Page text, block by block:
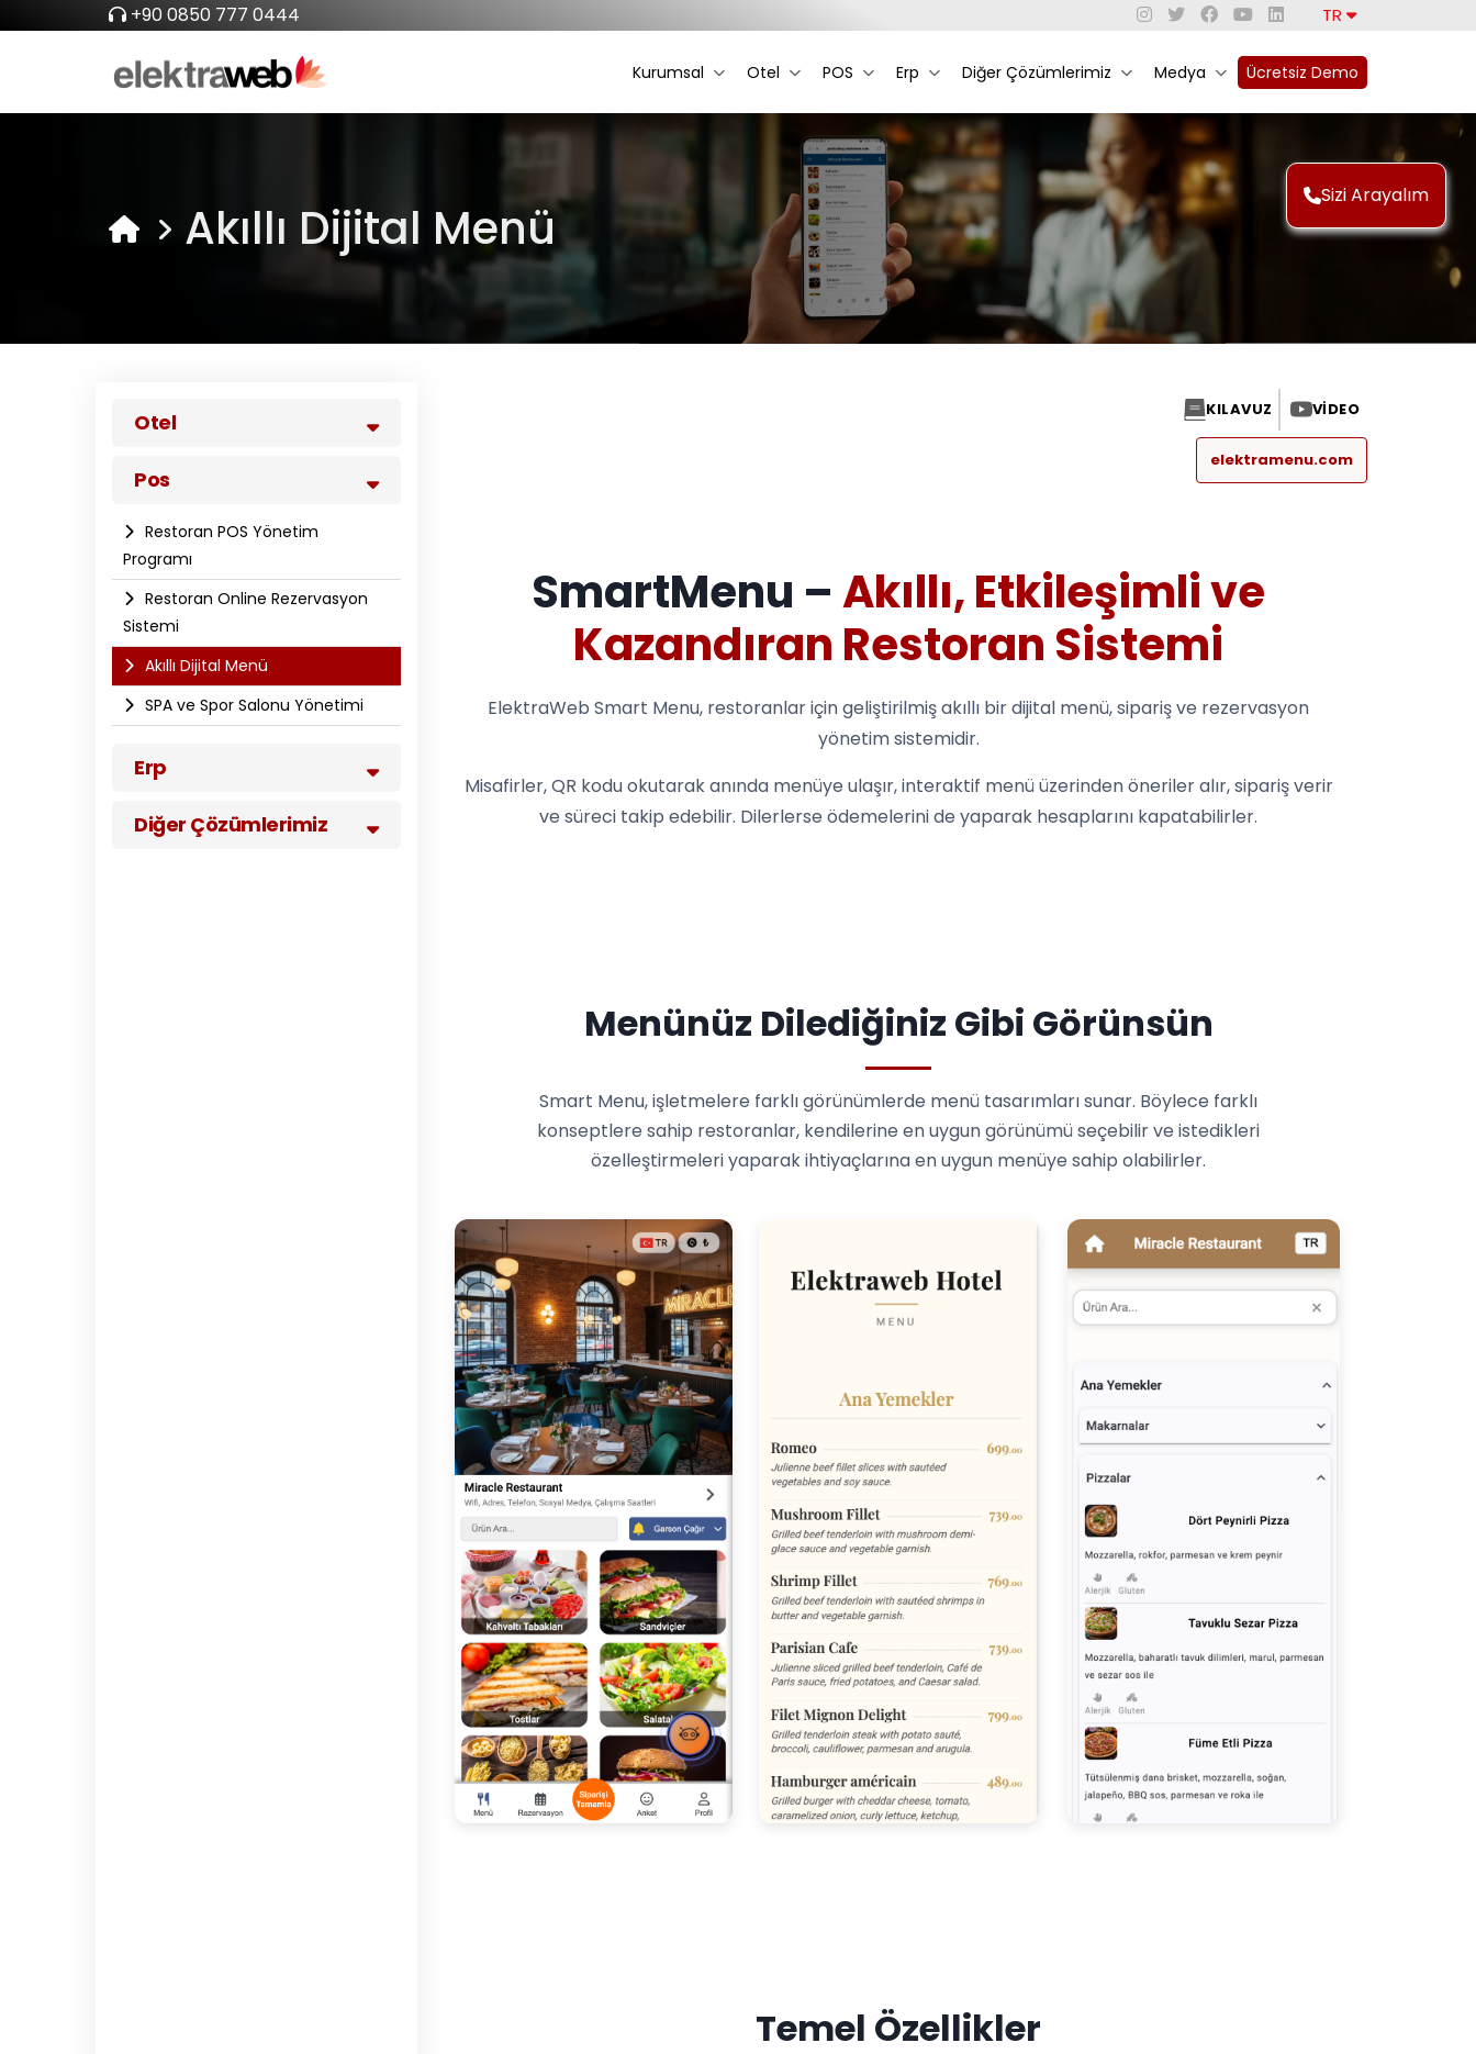
+90 0850 777 0444 TR
Kurumsal Otel POS Erp Diğer Çözümlerimiz Medya Ücretsiz Demo
Sizi Arayalım
Akıllı Dijital Menü
Otel
Pos
Restoran POS Yönetim
Programı
Restoran Online Rezervasyon
Sistemi
Akıllı Dijital Menü
SPA ve Spor Salonu Yönetimi
Erp
Diğer Çözümlerimiz
KILAVUZ VIDEO
elektramenu.com
SmartMenu –Akıllı, Etkileşimli ve
Kazandıran Restoran Sistemi
ElektraWeb Smart Menu, restoranlar için geliştirilmiş akıllı bir dijital menü, sipariş ve rezervasyon
yönetim sistemidir.
Misafirler, QR kodu okutarak anında menüye ulaşır, interaktif menü üzerinden öneriler alır, sipariş verir
ve süreci takip edebilir. Dilerlerse ödemelerini de yaparak hesaplarını kapatabilirler.
Menünüz Dilediğiniz Gibi Görünsün
Smart Menu, işletmelere farklı görünümlerde menü tasarımları sunar. Böylece farklı
konseptlere sahip restoranlar, kendilerine en uygun görünümü seçebilir ve istedikleri
özelleştirmeleri yaparak ihtiyaçlarına en uygun menüye sahip olabilirler.
Temel Özellikler